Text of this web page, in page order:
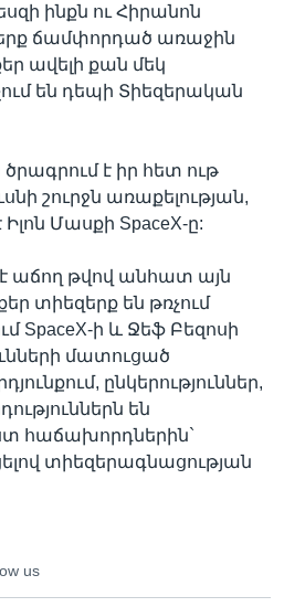
ինքն ու Հիրանոն
ճամփորդած առաջին
ավելի քան մեկ
են դեպի Տիեզերական
է իր հետ ութ
շուրջն առաքելության,
Մասքի SpaceX-ը:
աճող թվով անհատ այն
տիեզերք են թռչում
SpaceX-ի և Ջեֆ Բեզոսի
մատուցած
ընկերություններ,
են
հաճախորդներին`
տիեզերագնացության
us